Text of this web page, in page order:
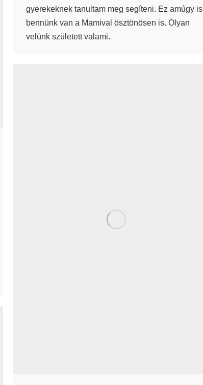
gyerekeknek tanultam meg segíteni. Ez amúgy is
bennünk van a Mamival ösztönösen is. Olyan
velünk született valami.